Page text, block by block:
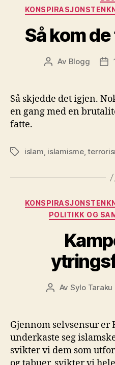
Så kom
Innleggsforfatter
Av Blogg
Så skjedde det igjen.
en gang med en
fatte.
Stikkord
islam, islamisme,
POLITIKK OG
Innleggsforfatter
Av Sylo Taraku
Gjennom selvsensur er
underkaste seg
svikter vi dem som